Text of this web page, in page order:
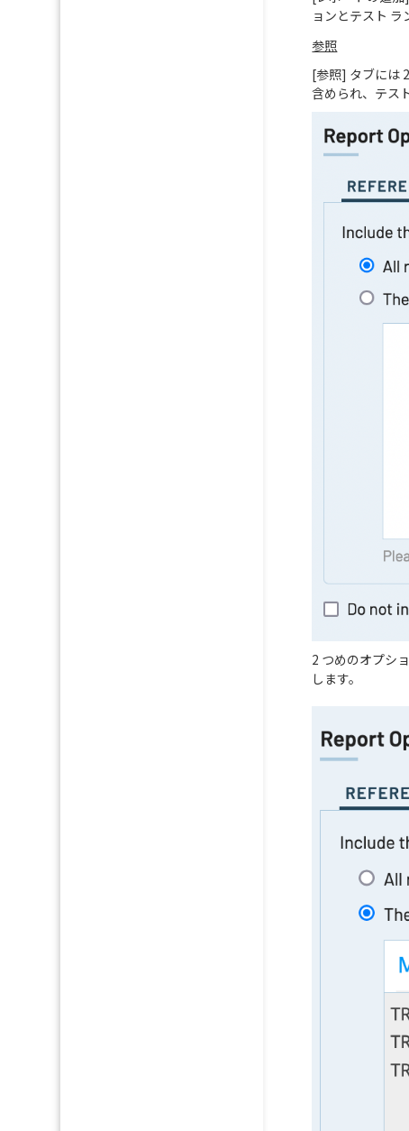
ョンとテスト ラ
参照
[参照] タブには
含められ、テス
2 つめのオプシ
します。